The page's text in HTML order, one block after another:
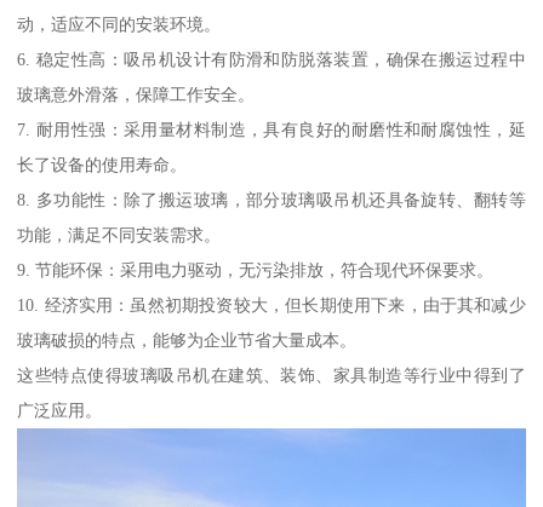
动，适应不同的安装环境。
6. 稳定性高：吸吊机设计有防滑和防脱落装置，确保在搬运过程中
玻璃意外滑落，保障工作安全。
7. 耐用性强：采用量材料制造，具有良好的耐磨性和耐腐蚀性，延
长了设备的使用寿命。
8. 多功能性：除了搬运玻璃，部分玻璃吸吊机还具备旋转、翻转等
功能，满足不同安装需求。
9. 节能环保：采用电力驱动，无污染排放，符合现代环保要求。
10. 经济实用：虽然初期投资较大，但长期使用下来，由于其和减少
玻璃破损的特点，能够为企业节省大量成本。
这些特点使得玻璃吸吊机在建筑、装饰、家具制造等行业中得到了
广泛应用。